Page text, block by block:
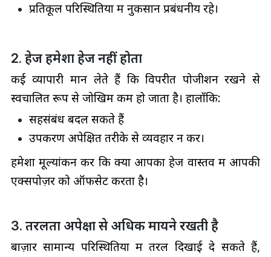
प्रतिकूल परिस्थितियों में नुकसान प्रबंधनीय रहे।
2. हेज हमेशा हेज नहीं होता
कई व्यापारी मान लेते हैं कि विपरीत पोजीशन रखने से
स्वचालित रूप से जोखिम कम हो जाता है। हालाँकि:
सहसंबंध बदल सकते हैं
उपकरण अपेक्षित तरीके से व्यवहार न करें।
हमेशा मूल्यांकन करें कि क्या आपका हेज वास्तव में आपकी
एक्सपोज़र को ऑफसेट करता है।
3. तरलता अपेक्षा से अधिक मायने रखती है
बाज़ार सामान्य परिस्थितियों में तरल दिखाई दे सकते हैं,